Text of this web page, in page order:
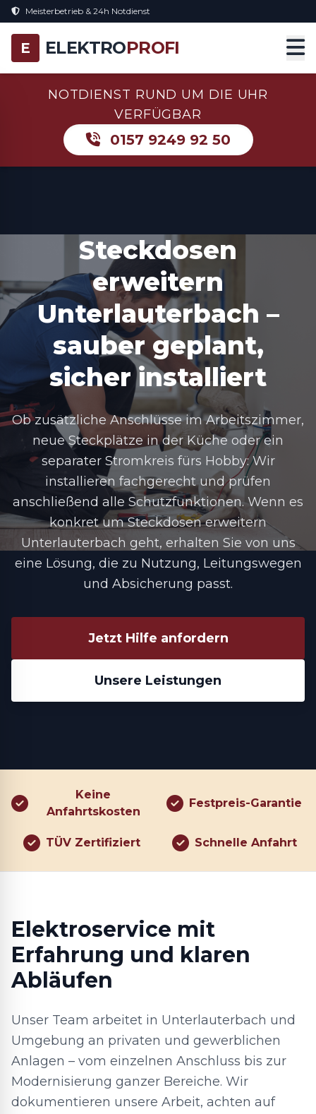
Meisterbetrieb & 24h Notdienst
E ELEKTROPROFI
NOTDIENST RUND UM DIE UHR
VERFÜGBAR
0157 9249 92 50
Steckdosen
erweitern
Unterlauterbach –
sauber geplant,
sicher installiert
Ob zusätzliche Anschlüsse im Arbeitszimmer,
neue Steckplätze in der Küche oder ein
separater Stromkreis fürs Hobby: Wir
installieren fachgerecht und prüfen
anschließend alle Schutzfunktionen. Wenn es
konkret um Steckdosen erweitern
Unterlauterbach geht, erhalten Sie von uns
eine Lösung, die zu Nutzung, Leitungswegen
und Absicherung passt.
Jetzt Hilfe anfordern
Unsere Leistungen
Keine
Anfahrtskosten
Festpreis-Garantie
TÜV Zertifiziert Schnelle Anfahrt
Elektroservice mit
Erfahrung und klaren
Abläufen
Unser Team arbeitet in Unterlauterbach und
Umgebung an privaten und gewerblichen
Anlagen – vom einzelnen Anschluss bis zur
Modernisierung ganzer Bereiche. Wir
dokumentieren unsere Arbeit, achten auf